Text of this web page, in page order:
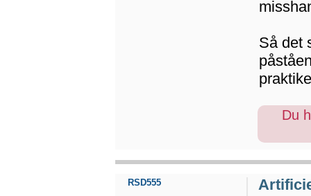
Så det
Du
RSD555